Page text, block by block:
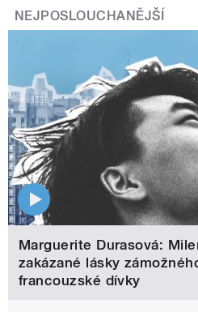
NEJPOSLOUCHANĚJŠÍ
Marguerite Durasová:
zakázané lásky
francouzské dívky